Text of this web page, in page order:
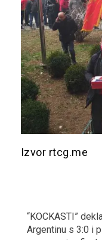
Izvor rtcg.me
“KOCKASTI”
Argentinu s 3:0 i